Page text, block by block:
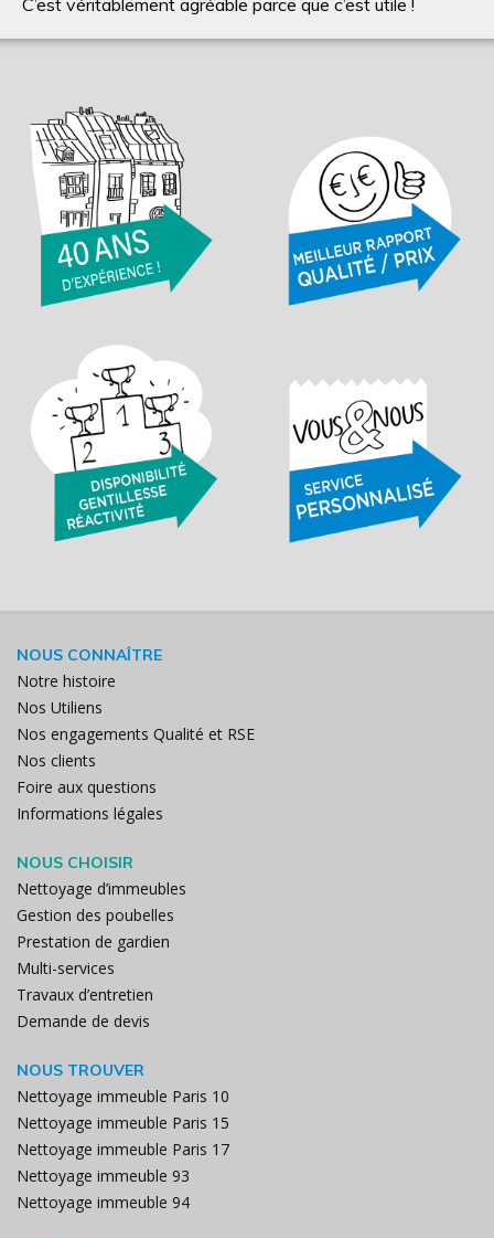
C’est véritablement agréable parce que c’est utile !
NOUS CONNAÎTRE
Notre histoire
Nos Utiliens
Nos engagements Qualité et RSE
Nos clients
Foire aux questions
Informations légales
NOUS CHOISIR
Nettoyage d’immeubles
Gestion des poubelles
Prestation de gardien
Multi-services
Travaux d’entretien
Demande de devis
NOUS TROUVER
Nettoyage immeuble Paris 10
Nettoyage immeuble Paris 15
Nettoyage immeuble Paris 17
Nettoyage immeuble 93
Nettoyage immeuble 94